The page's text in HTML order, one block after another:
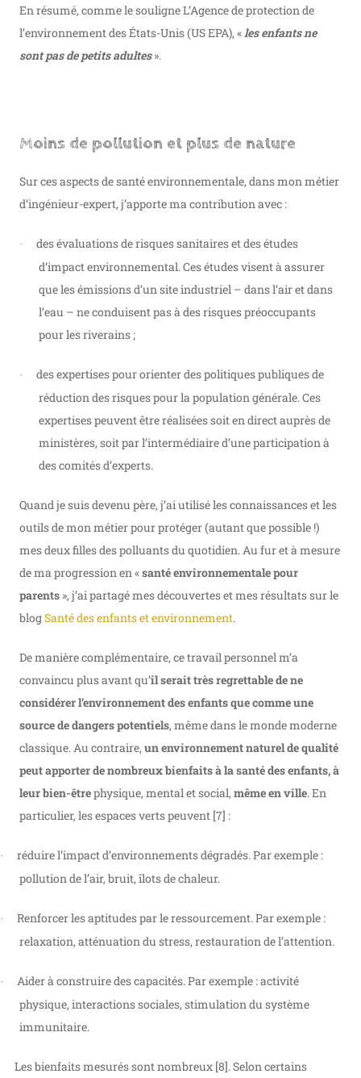
En résumé, comme le souligne L’Agence de protection de
l’environnement des États-Unis (US EPA), «les enfants ne
sont pas de petits adultes».
Moins de pollution et plus de nature
Sur ces aspects de santé environnementale, dans mon métier
d’ingénieur-expert, j’apporte ma contribution avec :
·
des évaluations de risques sanitaires et des études
d’impact environnemental. Ces études visent à assurer
que les émissions d’un site industriel – dans l’air et dans
l’eau – ne conduisent pas à des risques préoccupants
pour les riverains ;
·
des expertises pour orienter des politiques publiques de
réduction des risques pour la population générale. Ces
expertises peuvent être réalisées soit en direct auprès de
ministères, soit par l’intermédiaire d’une participation à
des comités d’experts.
Quand je suis devenu père, j’ai utilisé les connaissances et les
outils de mon métier pour protéger (autant que possible !)
mes deux filles des polluants du quotidien. Au fur et à mesure
de ma progression en «santé environnementale pour
parents », j’ai partagé mes découvertes et mes résultats sur le
blogSanté des enfants et environnement.
De manière complémentaire, ce travail personnel m’a
convaincu plus avant qu’il serait très regrettable de ne
considérerl’environnement des enfants que comme une
source de dangers potentiels, même dans le monde moderne
classique. Au contraire, un environnement naturel de qualité
peut apporter de nombreux bienfaits à la santé des enfants, à
leur bien-êtrephysique, mental et social, même en ville. En
particulier, les espaces verts peuvent [7] :
·
réduire l’impact d’environnements dégradés. Par exemple :
pollution de l’air, bruit, îlots de chaleur.
·
Renforcer les aptitudes par le ressourcement. Par exemple :
relaxation, atténuation du stress, restauration de l’attention.
·
Aider à construire des capacités. Par exemple : activité
physique, interactions sociales, stimulation du système
immunitaire.
Les bienfaits mesurés sont nombreux [8]. Selon certains